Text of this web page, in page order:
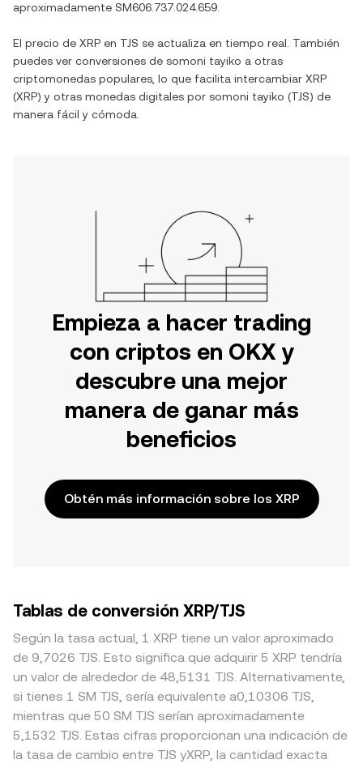
aproximadamente SM606.737.024.659
El precio de XRP en TJS se actualiza en tiempo real. También
puedes ver conversiones de somoni tayiko a otras
criptomonedas populares, lo que facilita intercambiar XRP
(XRP) y otras monedas digitales por somoni tayiko (TJS) de
manera fácil y cómoda.
Empieza a hacer trading
con criptos en OKX y
descubre una mejor
manera de ganar más
beneficios
Obtén más información sobre los XRP
Tablas de conversión XRP/TJS
Según la tasa actual, 1 XRP tiene un valor aproximado
de 9,7026 TJS. Esto significa que adquirir 5 XRP tendría
un valor de alrededor de 48,5131 TJS. Alternativamente,
si tienes 1 SM TJS, sería equivalente a0,10306 TJS,
mientras que 50 SM TJS serían aproximadamente
5,1532 TJS. Estas cifras proporcionan una indicación de
la tasa de cambio entre TJS yXRP, la cantidad exacta